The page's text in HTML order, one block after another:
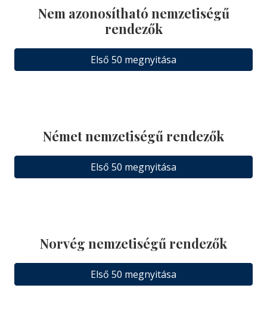
Nem azonosítható nemzetiségű
rendezők
Első 50 megnyitása
Német nemzetiségű rendezők
Első 50 megnyitása
Norvég nemzetiségű rendezők
Első 50 megnyitása